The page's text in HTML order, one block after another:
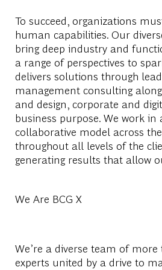
To succeed, organizations
human capabilities. Our
bring deep industry and
a range of perspectives to
delivers solutions through
management consulting
and design, corporate and
business purpose. We work in
collaborative model across
throughout all levels of the
generating results that allow
We Are BCG X
We’re a diverse team of more
experts united by a drive to